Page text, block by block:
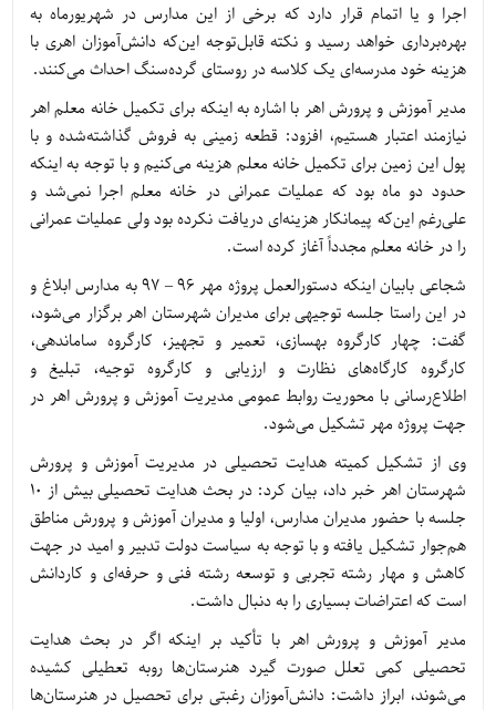
اجرا و یا اتمام قرار دارد که برخی از این مدارس در شهریورماه به
بهره‌برداری خواهد رسید و نکته قابل‌توجه این‌که دانش‌آموزان اهری با
هزینه خود مدرسه‌ای یک کلاسه در روستای گرده‌سنگ احداث می‌کنند.
مدیر آموزش و پرورش اهر با اشاره به اینکه برای تکمیل خانه معلم اهر
نیازمند اعتبار هستیم، افزود: قطعه زمینی به فروش گذاشته‌شده و با
پول این زمین برای تکمیل خانه معلم هزینه می‌کنیم و با توجه به اینکه
حدود دو ماه بود که عملیات عمرانی در خانه معلم اجرا نمی‌شد و
علی‌رغم این‌که پیمانکار هزینه‌ای دریافت نکرده بود ولی عملیات عمرانی
را در خانه معلم مجدداً آغاز کرده است.
شجاعی بابیان اینکه دستورالعمل پروژه مهر 96 – 97 به مدارس ابلاغ و
در این راستا جلسه توجیهی برای مدیران شهرستان اهر برگزار می‌شود،
گفت: چهار کارگروه بهسازی، تعمیر و تجهیز، کارگروه ساماندهی،
کارگروه کارگاه‌های نظارت و ارزیابی و کارگروه توجیه، تبلیغ و
اطلاع‌رسانی با محوریت روابط عمومی مدیریت آموزش و پرورش اهر در
جهت پروژه مهر تشکیل می‌شود.
وی از تشکیل کمیته هدایت تحصیلی در مدیریت آموزش و پرورش
شهرستان اهر خبر داد، بیان کرد: در بحث هدایت تحصیلی بیش از 10
جلسه با حضور مدیران مدارس، اولیا و مدیران آموزش و پرورش مناطق
هم‌جوار تشکیل یافته و با توجه به سیاست دولت تدبیر و امید در جهت
کاهش و مهار رشته تجربی و توسعه رشته فنی و حرفه‌ای و کاردانش
است که اعتراضات بسیاری را به دنبال داشت.
مدیر آموزش و پرورش اهر با تأکید بر اینکه اگر در بحث هدایت
تحصیلی کمی تعلل صورت گیرد هنرستان‌ها روبه تعطیلی کشیده
می‌شوند، ابراز داشت: دانش‌آموزان رغبتی برای تحصیل در هنرستان‌ها